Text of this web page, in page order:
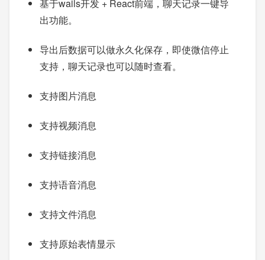
基于wails开发 + React前端，聊天记录一键导
出功能。
导出后数据可以做永久化保存，即使微信停止
支持，聊天记录也可以随时查看。
支持图片消息
支持视频消息
支持链接消息
支持语音消息
支持文件消息
支持原始表情显示